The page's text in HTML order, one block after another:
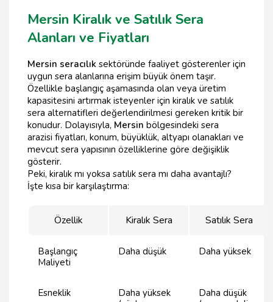
Mersin Kiralık ve Satılık Sera
Alanları ve Fiyatları
Mersin seracılık sektöründe faaliyet gösterenler için
uygun sera alanlarına erişim büyük önem taşır.
Özellikle başlangıç aşamasında olan veya üretim
kapasitesini artırmak isteyenler için kiralık ve satılık
sera alternatifleri değerlendirilmesi gereken kritik bir
konudur. Dolayısıyla, Mersin bölgesindeki sera
arazisi fiyatları, konum, büyüklük, altyapı olanakları ve
mevcut sera yapısının özelliklerine göre değişiklik
gösterir.
Peki, kiralık mı yoksa satılık sera mı daha avantajlı?
İşte kısa bir karşılaştırma:
Özellik Kiralık Sera Satılık Sera
Başlangıç
Maliyeti
Daha düşük Daha yüksek
Esneklik
Daha yüksek
Daha düşük